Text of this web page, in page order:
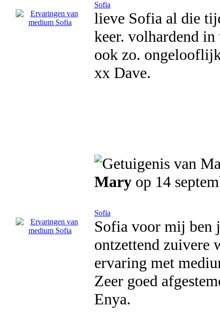
Sofia
lieve Sofia al die
keer. volhardend in
ook zo.
xx Dave.
Mary op 14
Sofia
Sofia voor mij ben
ontzettend zuivere
ervaring met
Zeer goed
Enya.